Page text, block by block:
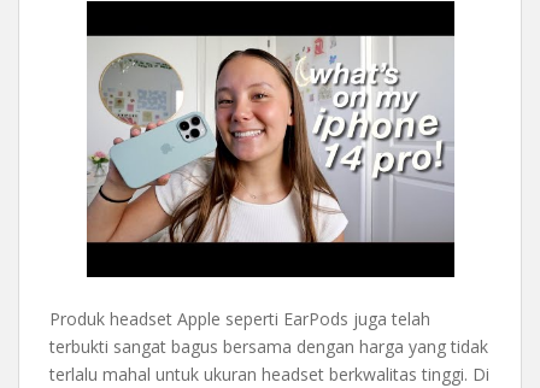
Produk headset Apple seperti EarPods juga telah
terbukti sangat bagus bersama dengan harga yang tidak
terlalu mahal untuk ukuran headset berkwalitas tinggi. Di